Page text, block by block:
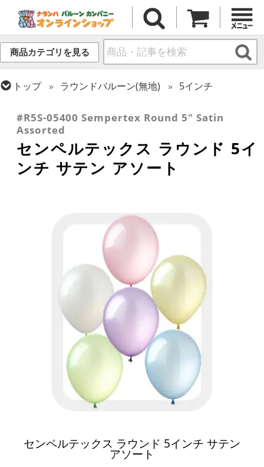
商品カテゴリを見る
トップ ラウンドバルーン(無地)
5インチ
#R5S-05400 Sempertex Round 5" Satin
Assorted
センペルテックス ラウンド 5イ
ンチ サテン アソート
センペルテックス ラウンド 5インチ サテン
アソート